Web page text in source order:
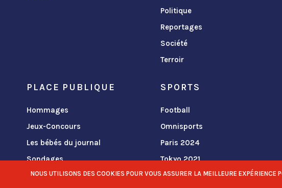
Politique
Reportages
Société
Terroir
PLACE PUBLIQUE
Hommages
Jeux-Concours
Les bébés du journal
Sondages
SPORTS
Football
Omnisports
Paris 2024
Tokyo 2021
NOUS UTILISONS DES COOKIES POUR VOUS ASSURER LA MEILLEURE